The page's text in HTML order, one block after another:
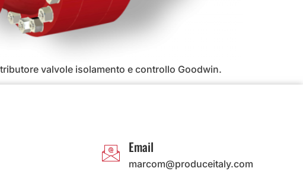
valvole isolamento e controllo Goodwin.
Email
marcom@produceitaly.com